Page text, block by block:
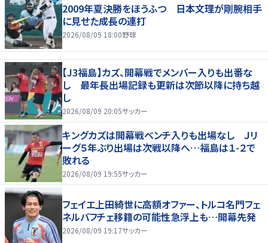
2009年夏決勝をほうふつ 日本文理が剛腕相手
に見せた成長の連打
2026/08/09 18:00野球
【J3福島】カズ、開幕戦でメンバー入りも出番な
し 最年長出場記録も更新は次節以降に持ち越
し
2026/08/09 20:05サッカー
キングカズは開幕戦ベンチ入りも出場なし Ｊリ
ーグ５年ぶり出場は次戦以降へ…福島は１-２で
敗れる
2026/08/09 19:55サッカー
フェイエ上田綺世に高額オファー、トルコ名門フェ
ネルバフチェ移籍の可能性急浮上も…開幕先発
2026/08/09 19:17サッカー